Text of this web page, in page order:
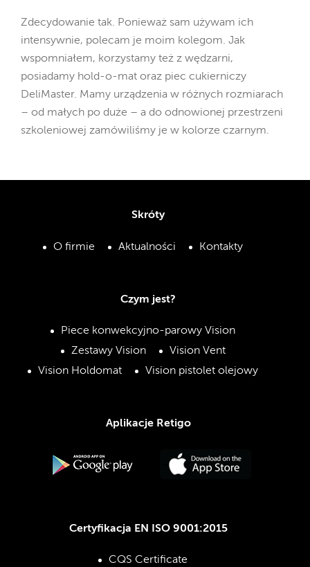
Zdecydowanie tak. Ponieważ sam używam ich
intensywnie, polecam je moim kolegom. Jak
wspomniałem, korzystamy też z wędzarni,
posiadamy hold-o-mat oraz piec cukierniczy
DeliMaster. Mamy urządzenia w różnych rozmiarach
– od małych po duże – a do odnowionej przestrzeni
szkoleniowej zamówiliśmy je w kolorze czarnym.
Skróty
O firmie Aktualności Kontakty
Czym jest?
Piece konwekcyjno-parowy Vision
Zestawy Vision
Vision Vent
Vision Holdomat
Vision pistolet olejowy
Aplikacje Retigo
Certyfikacja EN ISO 9001:2015
CQS Certificate